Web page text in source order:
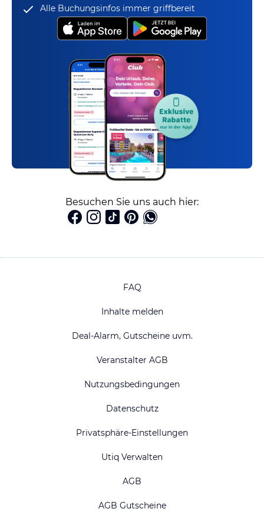
Alle Buchungsinfos immer griffbereit
Besuchen Sie uns auch hier:
FAQ
Inhalte melden
Deal-Alarm, Gutscheine uvm.
Veranstalter AGB
Nutzungsbedingungen
Datenschutz
Privatsphäre-Einstellungen
Utiq Verwalten
AGB
AGB Gutscheine